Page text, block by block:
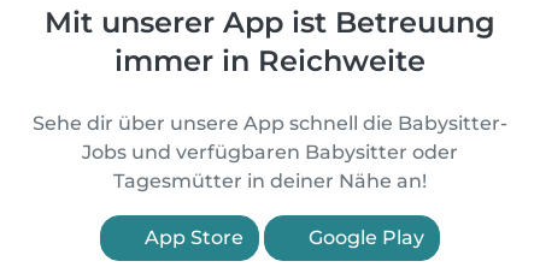
Mit unserer App ist Betreuung
immer in Reichweite
Sehe dir über unsere App schnell die Babysitter-
Jobs und verfügbaren Babysitter oder
Tagesmütter in deiner Nähe an!
App Store Google Play